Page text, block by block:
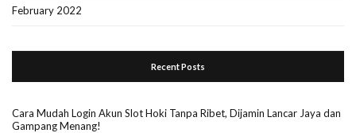
February 2022
Recent Posts
Cara Mudah Login Akun Slot Hoki Tanpa Ribet, Dijamin Lancar Jaya dan
Gampang Menang!